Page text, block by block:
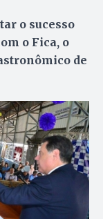
o sucesso
o Fica, o
de